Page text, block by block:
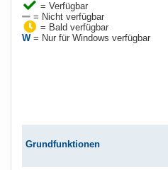
= Verfügbar
= Nicht verfügbar
= Bald verfügbar
W= Nur für Windows verfügbar
Grundfunktionen